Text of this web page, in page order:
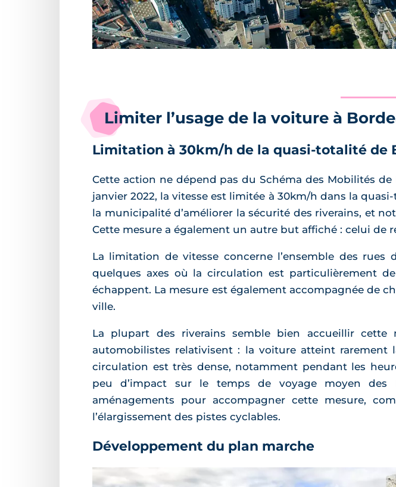
Limiter l’usage de la voiture à
Limitation à 30km/h de la quasi-totalité de
Cette action ne dépend pas du Schéma des Mobilités
janvier 2022, la vitesse est limitée à 30km/h dans la
la municipalité d’améliorer la sécurité des riverains, et
Cette mesure a également un autre but affiché : celui de
La limitation de vitesse concerne l’ensemble des rues
quelques axes où la circulation est particulièrement
échappent. La mesure est également accompagnée de
ville.
La plupart des riverains semble bien accueillir
automobilistes relativisent : la voiture atteint
circulation est très dense, notamment pendant les
peu d’impact sur le temps de voyage moyen des
aménagements pour accompagner cette mesure,
l’élargissement des pistes cyclables.
Développement du plan marche